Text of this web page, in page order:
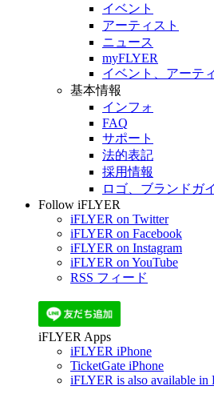
イベント
アーティスト
ニュース
myFLYER
イベント、アーテ
基本情報
インフォ
FAQ
サポート
法的表記
採用情報
ロゴ、ブランドガ
Follow iFLYER
iFLYER on Twitter
iFLYER on Facebook
iFLYER on Instagram
iFLYER on YouTube
RSS フィード
iFLYER Apps
iFLYER iPhone
TicketGate iPhone
iFLYER is also available